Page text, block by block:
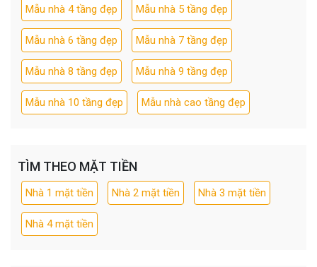
Mẫu nhà 4 tầng đẹp Mẫu nhà 5 tầng đẹp
Mẫu nhà 6 tầng đẹp Mẫu nhà 7 tầng đẹp
Mẫu nhà 8 tầng đẹp Mẫu nhà 9 tầng đẹp
Mẫu nhà 10 tầng đẹp Mẫu nhà cao tầng đẹp
TÌM THEO MẶT TIỀN
Nhà 1 mặt tiền Nhà 2 mặt tiền Nhà 3 mặt tiền
Nhà 4 mặt tiền